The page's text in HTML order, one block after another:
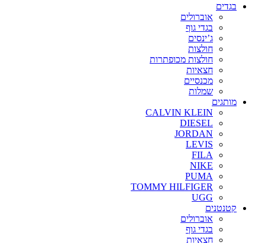
בגדים
אוברולים
בגדי גוף
ג’ינסים
חולצות
חולצות מכופתרות
חצאיות
מכנסיים
שמלות
מותגים
CALVIN KLEIN
DIESEL
JORDAN
LEVIS
FILA
NIKE
PUMA
TOMMY HILFIGER
UGG
קטנטנים
אוברולים
בגדי גוף
חצאיות